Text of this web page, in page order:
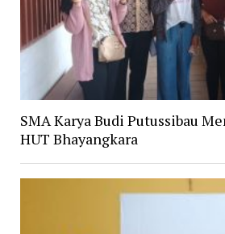
SMA Karya Budi Putussibau
HUT Bhayangkara